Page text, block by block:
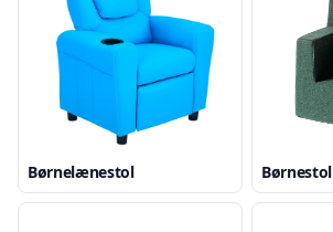
Børnelænestol Børnestol